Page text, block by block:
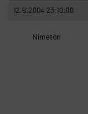
12.9.2004 23:10:00
Nimetön